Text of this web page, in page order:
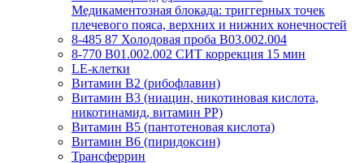
Медикаментозная блокада: триггерных точек
плечевого пояса, верхних и нижних конечностей
8-485 87 Холодовая проба В03.002.004
8-770 B01.002.002 СИТ коррекция 15 мин
LE-клетки
Витамин В2 (рибофлавин)
Витамин В3 (ниацин, никотиновая кислота,
никотинамид, витамин PP)
Витамин В5 (пантотеновая кислота)
Витамин В6 (пиридоксин)
Трансферрин